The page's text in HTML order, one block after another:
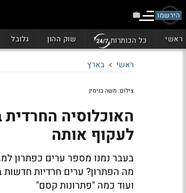
הירשמו
ראשי כל הכותרות שוק ההון גלובל
ראשי בארץ
צילום: משה בנימין
האוכלוסיה
לעקוף אותה
בעבר נמנו מספר ערים כפתרון
מה הפתרון? ערים חרדיות חדשות
ועוד כמה "פתרונות קסם"